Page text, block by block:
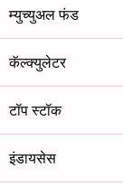
म्युच्युअल फंड
कॅल्क्युलेटर
टॉप स्टॉक
इंडायसेस